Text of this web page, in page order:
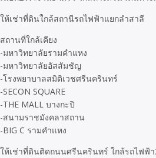
ให้เช่าที่ดินใกล้สถานีรถไฟฟ้าแยกลำสาลี
สถานที่ใกล้เคียง
-มหาวิทยาลัยรามคำแหง
-มหาวิทยาลัยอัสสัมชัญ
-โรงพยาบาลสมิติเวชศรีนครินทร์
-SECON SQUARE
-THE MALL บางกะปิ
-สนามราชมังคลาสถาน
-BIG C รามคำแหง
ให้เช่าที่ดินติดถนนศรีนครินทร์ ใกล้รถไฟฟ้า